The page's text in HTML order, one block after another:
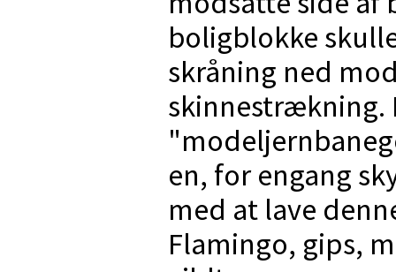
boligblokke
skråning ned
skinnestrækning.
en, for engang
med at lave
Flamingo, gips,